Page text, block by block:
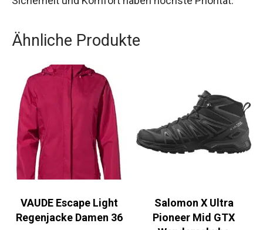
ausgerüstet, um die Bergwelt zu erkunden –
Ähnliche Produkte
VAUDE Escape Light
Salomon X Ultra